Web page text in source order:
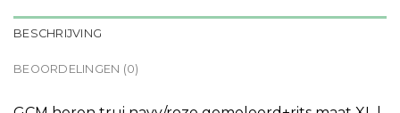
BESCHRIJVING
BEOORDELINGEN (0)